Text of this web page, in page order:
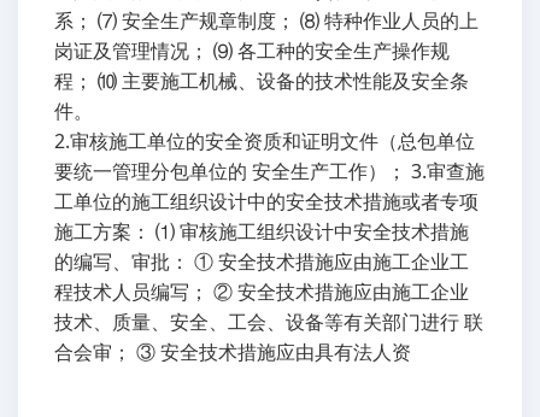
系； ⑺ 安全生产规章制度； ⑻ 特种作业人员的上
岗证及管理情况； ⑼ 各工种的安全生产操作规
程； ⑽ 主要施工机械、设备的技术性能及安全条
件。
2.审核施工单位的安全资质和证明文件（总包单位
要统一管理分包单位的 安全生产工作）； 3.审查施
工单位的施工组织设计中的安全技术措施或者专项
施工方案： ⑴ 审核施工组织设计中安全技术措施
的编写、审批： ① 安全技术措施应由施工企业工
程技术人员编写； ② 安全技术措施应由施工企业
技术、质量、安全、工会、设备等有关部门进行 联
合会审； ③ 安全技术措施应由具有法人资